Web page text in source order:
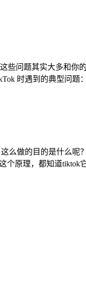
问题其实大多和
时遇到的典型问
么做的目的是什么
个原理，都知道